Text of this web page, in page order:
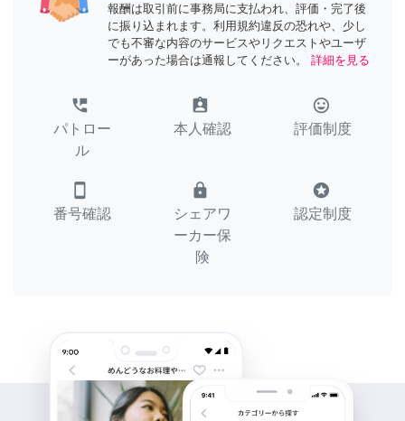
報酬は取引前に事務局に支払われ、評価・完了後
に振り込まれます。利用規約違反の恐れや、少し
でも不審な内容のサービスやリクエストやユーザ
ーがあった場合は通報してください。
詳細を見る
perm_phone_msg
パトロー
ル
assignment_ind
本人確認
tag_faces
評価制度
smartphone
番号確認
lock
シェアワ
ーカー保
険
stars
認定制度